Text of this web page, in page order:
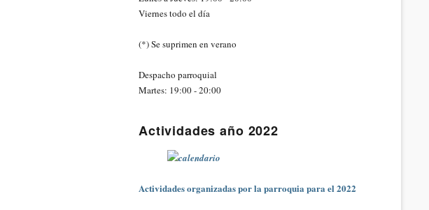
Viernes todo el día
(*) Se suprimen en verano
Despacho parroquial
Martes: 19:00 - 20:00
Actividades año 2022
Actividades organizadas por la parroquia para el 2022